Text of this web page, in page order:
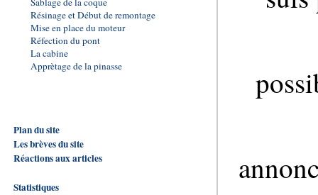
Résinage et Début de remontage
Mise en place du moteur
Réfection du pont
La cabine
Apprètage de la pinasse
Plan du site
Les brèves du site
Réactions aux articles
Statistiques